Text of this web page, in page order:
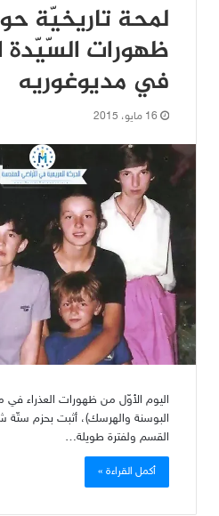
لمحة تاريخيّة
ظهورات السّيّدة
في مديوغوريه
16 مايو، 2015
اليوم الأوّل من ظهورات العذراء في
البوسنة والهرسك)، أثبت بحزم
القسم ولفترة طويلة…
أكمل القراءة »